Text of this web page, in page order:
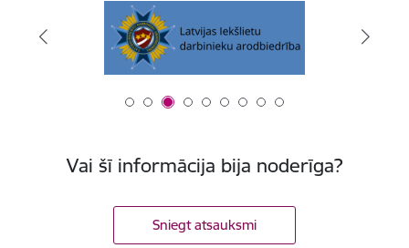
Vai šī informācija bija noderīga?
Sniegt atsauksmi